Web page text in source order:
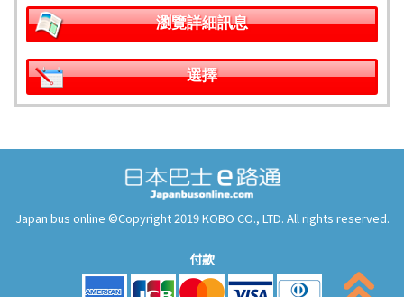
瀏覽詳細訊息
選擇
Japan bus online ©Copyright 2019 KOBO CO., LTD. All rights reserved.
付款